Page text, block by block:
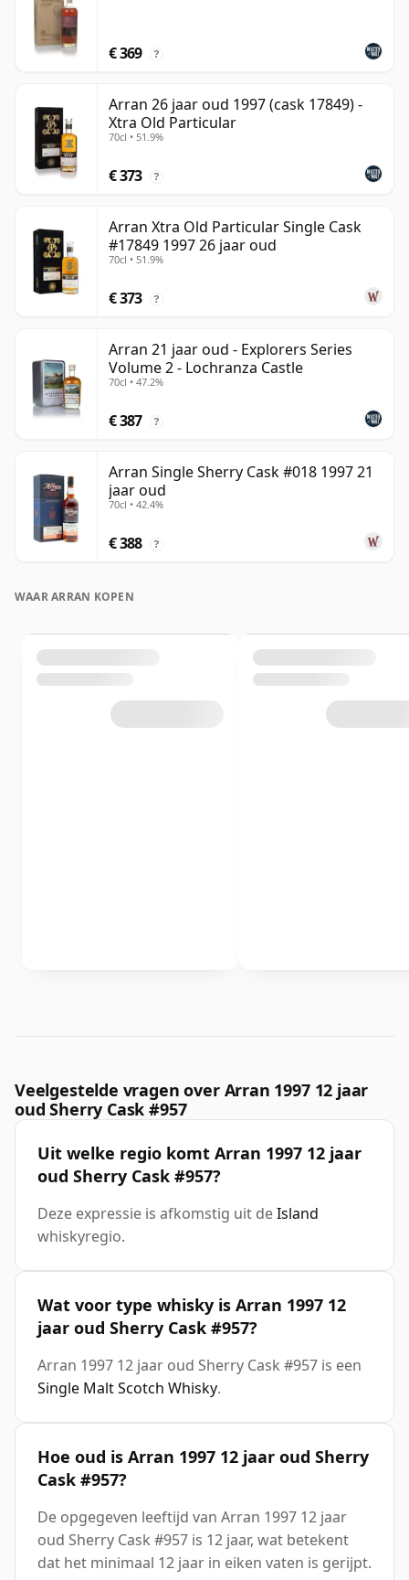
€ 369 ?
Arran 26 jaar oud 1997 (cask 17849) -
Xtra Old Particular
70cl • 51.9%
€ 373 ?
Arran Xtra Old Particular Single Cask
#17849 1997 26 jaar oud
70cl • 51.9%
€ 373 ?
Arran 21 jaar oud - Explorers Series
Volume 2 - Lochranza Castle
70cl • 47.2%
€ 387 ?
Arran Single Sherry Cask #018 1997 21
jaar oud
70cl • 42.4%
€ 388 ?
WAAR ARRAN KOPEN
Veelgestelde vragen over Arran 1997 12 jaar
oud Sherry Cask #957
Uit welke regio komt Arran 1997 12 jaar
oud Sherry Cask #957?
Deze expressie is afkomstig uit deIsland
whiskyregio.
Wat voor type whisky is Arran 1997 12
jaar oud Sherry Cask #957?
Arran 1997 12 jaar oud Sherry Cask #957 is een
Single Malt Scotch Whisky.
Hoe oud is Arran 1997 12 jaar oud Sherry
Cask #957?
De opgegeven leeftijd van Arran 1997 12 jaar
oud Sherry Cask #957 is 12 jaar, wat betekent
dat het minimaal 12 jaar in eiken vaten is gerijpt.